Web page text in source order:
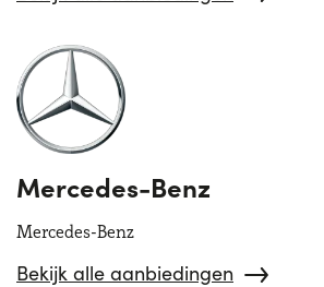
Mercedes-Benz
Mercedes-Benz
Bekijk alle aanbiedingen